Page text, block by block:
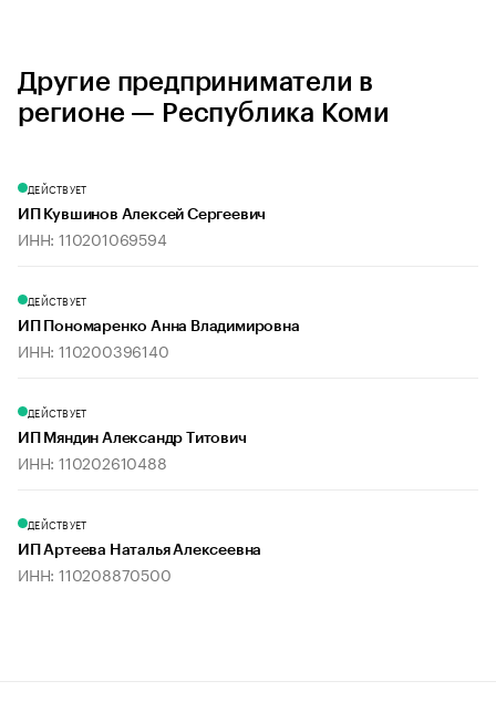
Другие предприниматели в
регионе — Республика Коми
ДЕЙСТВУЕТ
ИП Кувшинов Алексей Сергеевич
ИНН: 110201069594
ДЕЙСТВУЕТ
ИП Пономаренко Анна Владимировна
ИНН: 110200396140
ДЕЙСТВУЕТ
ИП Мяндин Александр Титович
ИНН: 110202610488
ДЕЙСТВУЕТ
ИП Артеева Наталья Алексеевна
ИНН: 110208870500